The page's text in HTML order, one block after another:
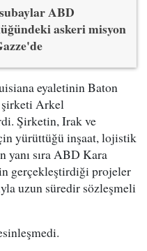
ABD
askeri misyon
eyaletinin Baton
şirketi Arkel
Şirketin, Irak ve
yürüttüğü inşaat, lojistik
sıra ABD Kara
gerçekleştirdiği projeler
uzun süredir sözleşmeli